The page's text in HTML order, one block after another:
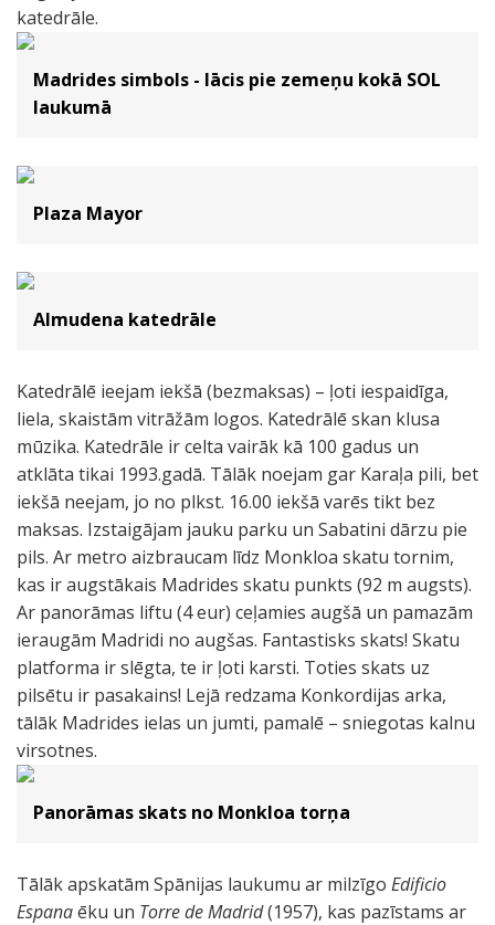
katedrāle.
Madrides simbols - lācis pie zemeņu kokā SOL
laukumā
Plaza Mayor
Almudena katedrāle
Katedrālē ieejam iekšā (bezmaksas) – ļoti iespaidīga,
liela, skaistām vitrāžām logos. Katedrālē skan klusa
mūzika. Katedrāle ir celta vairāk kā 100 gadus un
atklāta tikai 1993.gadā. Tālāk noejam gar Karaļa pili, bet
iekšā neejam, jo no plkst. 16.00 iekšā varēs tikt bez
maksas. Izstaigājam jauku parku un Sabatini dārzu pie
pils. Ar metro aizbraucam līdz Monkloa skatu tornim,
kas ir augstākais Madrides skatu punkts (92 m augsts).
Ar panorāmas liftu (4 eur) ceļamies augšā un pamazām
ieraugām Madridi no augšas. Fantastisks skats! Skatu
platforma ir slēgta, te ir ļoti karsti. Toties skats uz
pilsētu ir pasakains! Lejā redzama Konkordijas arka,
tālāk Madrides ielas un jumti, pamalē – sniegotas kalnu
virsotnes.
Panorāmas skats no Monkloa torņa
Tālāk apskatām Spānijas laukumu ar milzīgo Edificio
Espanaēku un Torre de Madrid(1957), kas pazīstams ar